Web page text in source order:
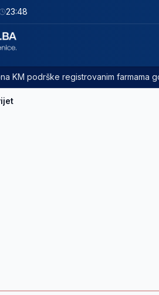
23:48
KM podrške registrovanim farmama